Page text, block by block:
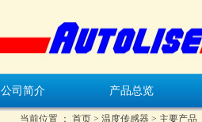
公司简介 产品总览
当前位置 ： 首页 > 温度传感器 > 主要产品